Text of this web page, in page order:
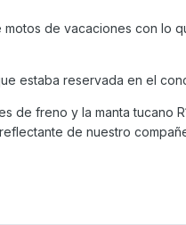
de vacaciones con lo
estaba reservada en el
de freno y la manta tucano
de nuestro